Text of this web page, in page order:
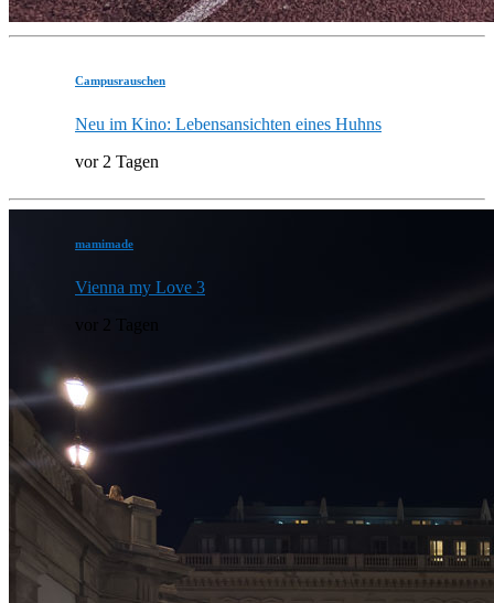
Campusrauschen
Neu im Kino: Lebensansichten eines Huhns
vor 2 Tagen
mamimade
Vienna my Love 3
vor 2 Tagen